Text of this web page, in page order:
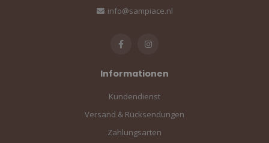
info@sampiace.nl
Informationen
Kundendienst
Versand & Rücksendungen
Zahlungsarten